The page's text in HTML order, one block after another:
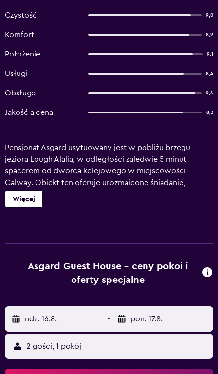
Czystość 9,0
Komfort 8,9
Położenie 9,1
Usługi 8,4
Obsługa 9,4
Jakość a cena 8,3
Pensjonat Asgard usytuowany jest w pobliżu brzegu
jeziora Lough Alalia, w odległości zaledwie 5 minut
spacerem od dworca kolejowego w miejscowości
Galway. Obiekt ten oferuje urozmaicone śniadanie,
bezpłatny bezprzewodowy dostęp do Internetu oraz
bezpłatny parking. Ten rodzinny pensjonat oddaje do
kawy i herbaty. Oranżeria z widokiem na ogród zaprasza
na tradycyjne i kontynentalne śniadanie. Na chwile relaksu
skórzane sofy. Centrum Galway oferuje fantastyczny
wybór sklepów, barów i restauracji. Nad Zatokę Galway
można wybrać się na wędkowanie morskie. Klub golfowy
Galway oddalony jest o mniej niż 3 km od pensjonatu
Asgard.
Więcej
Asgard Guest House – ceny pokoi i
oferty specjalne
ndz. 16.8. - pon. 17.8.
2 gości, 1 pokój